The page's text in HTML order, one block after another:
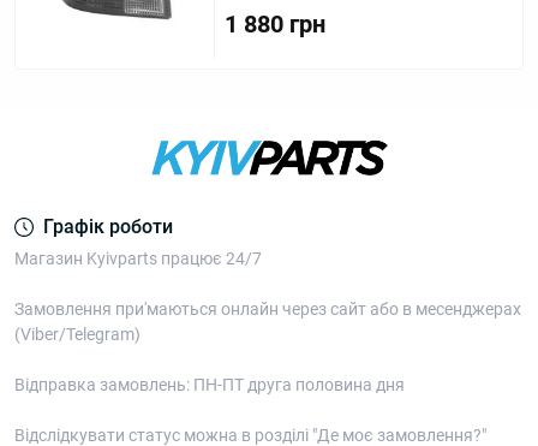
1 880 грн
Графік роботи
Магазин Kyivparts працює 24/7
Замовлення при'маються онлайн через сайт або в месенджерах
(Viber/Telegram)
Відправка замовлень: ПН-ПТ друга половина дня
Відслідкувати статус можна в розділі "Де моє замовлення?"